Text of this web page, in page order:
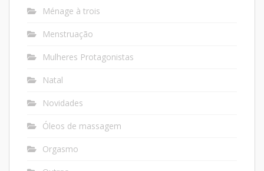
Ménage à trois
Menstruação
Mulheres Protagonistas
Natal
Novidades
Óleos de massagem
Orgasmo